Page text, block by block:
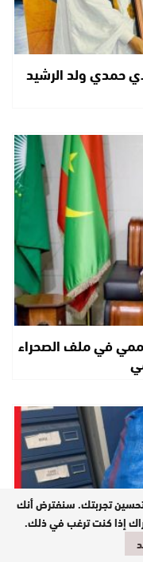
حمدي ولد الرشيد
في ملف الصحراء
تجربتك. سنفترض أنك
إذا كنت ترغب في ذلك.